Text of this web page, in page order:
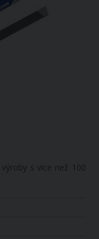
s více než 100